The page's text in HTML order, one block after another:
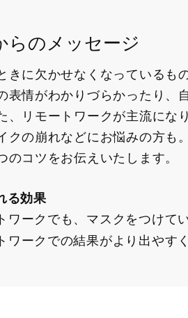
らのメッセージ
きに欠かせなくなっている
表情がわかりづらかったり、
、リモートワークが主流にな
クの崩れなどにお悩みの方も
のコツをお伝えいたします。
る効果
ワークでも、マスクをつけて
ワークでの結果がより出やす